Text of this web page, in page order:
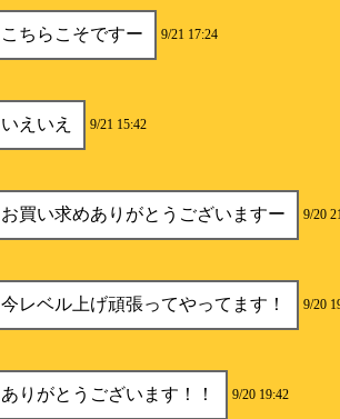
こちらこそですー 9/21 17:24
いえいえ 9/21 15:42
お買い求めありがとうございますー 9/20
今レベル上げ頑張ってやってます！ 9/20
ありがとうございます！！ 9/20 19:42